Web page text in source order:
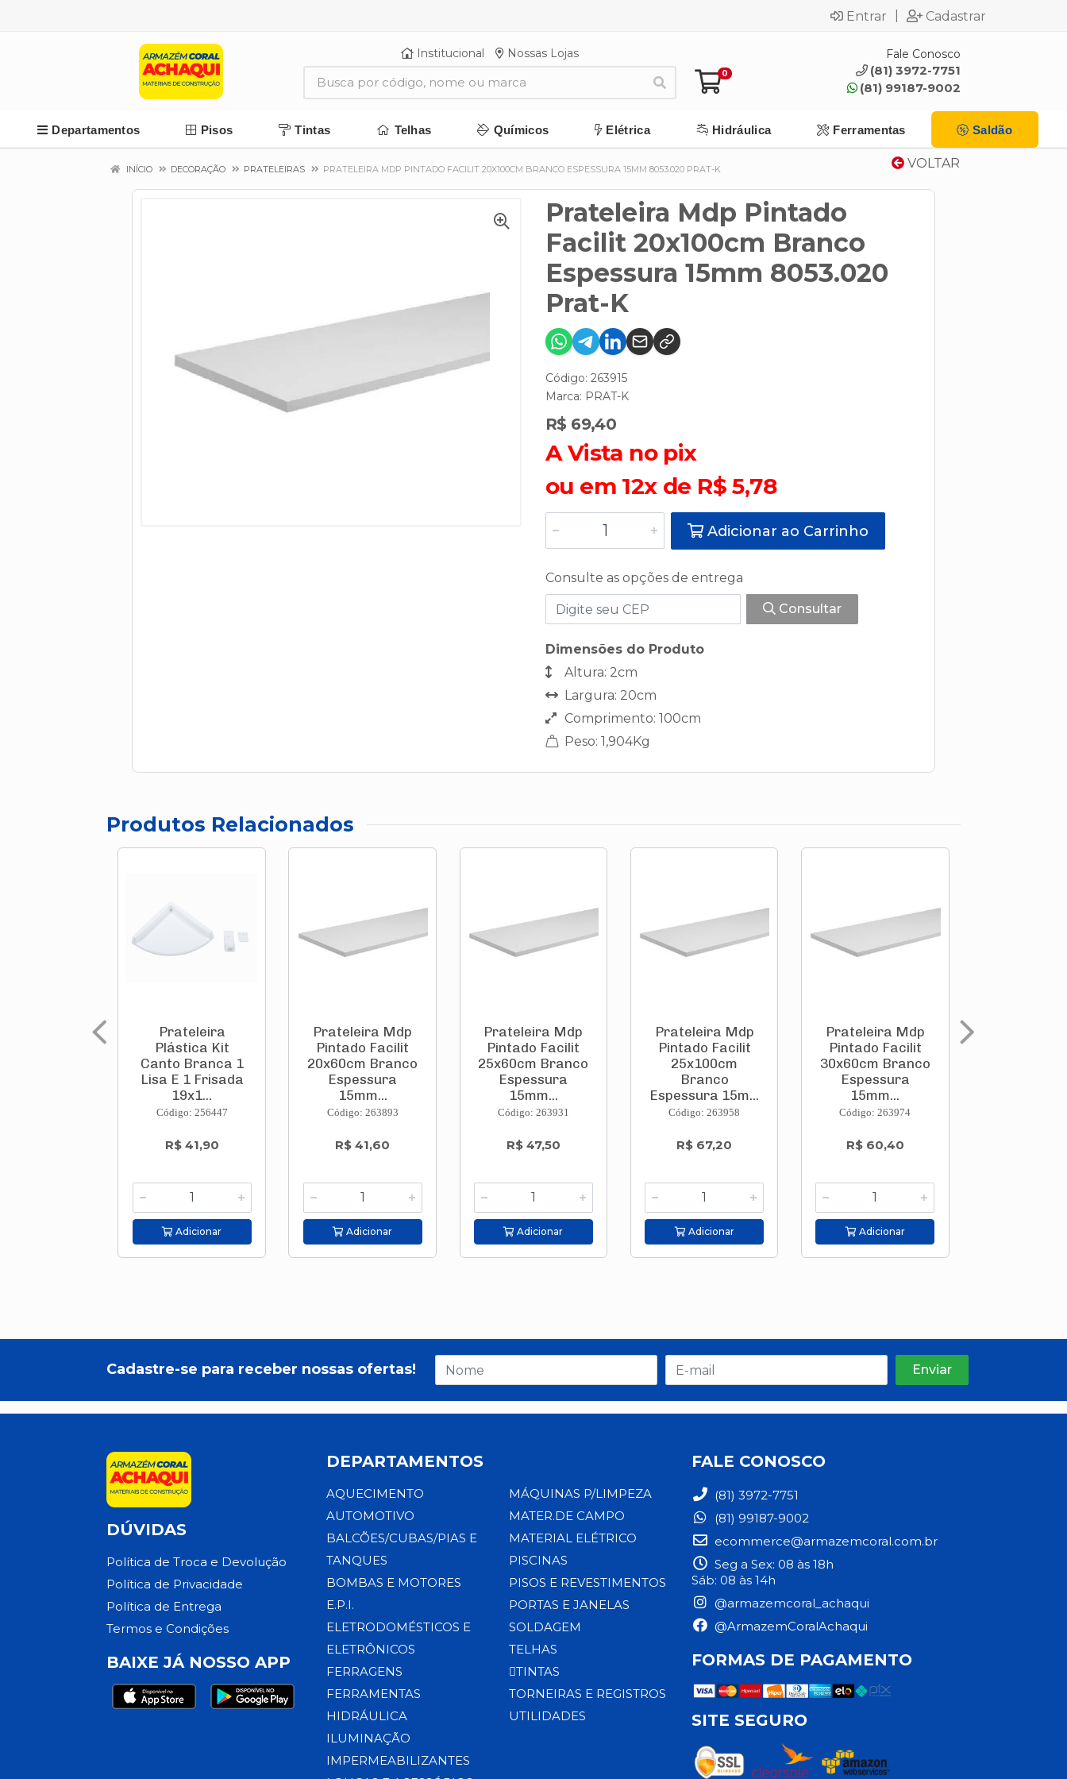
Entrar Cadastrar
Institucional Nossas Lojas
0
Fale Conosco
(81) 3972-7751
(81) 99187-9002
Departamentos Pisos Tintas Telhas Químicos Elétrica Hidráulica Ferramentas Saldão
VOLTAR
INÍCIO DECORAÇÃO PRATELEIRAS PRATELEIRA MDP PINTADO FACILIT 20X100CM BRANCO ESPESSURA 15MM 8053.020 PRAT-K
Prateleira Mdp Pintado
Facilit 20x100cm Branco
Espessura 15mm 8053.020
Prat-K
Código: 263915
Marca: PRAT-K
R$ 69,40
A Vista no pix
ou em 12x de R$ 5,78
Adicionar ao Carrinho
Consulte as opções de entrega
Consultar
Dimensões do Produto
Altura: 2cm
Largura: 20cm
Comprimento: 100cm
Peso: 1,904Kg
Produtos Relacionados
Prateleira
Plástica Kit
Canto Branca 1
Lisa E 1 Frisada
19x1...
Código: 256447
R$ 41,90
Adicionar
Prateleira Mdp
Pintado Facilit
20x60cm Branco
Espessura
15mm...
Código: 263893
R$ 41,60
Adicionar
Prateleira Mdp
Pintado Facilit
25x60cm Branco
Espessura
15mm...
Código: 263931
R$ 47,50
Adicionar
Prateleira Mdp
Pintado Facilit
25x100cm
Branco
Espessura 15m...
Código: 263958
R$ 67,20
Adicionar
Prateleira Mdp
Pintado Facilit
30x60cm Branco
Espessura
15mm...
Código: 263974
R$ 60,40
Adicionar
Cadastre-se para receber nossas ofertas!
DÚVIDAS
Política de Troca e Devolução
Política de Privacidade
Política de Entrega
Termos e Condições
BAIXE JÁ NOSSO APP
DEPARTAMENTOS
AQUECIMENTO
AUTOMOTIVO
BALCÕES/CUBAS/PIAS E
TANQUES
BOMBAS E MOTORES
E.P.I.
ELETRODOMÉSTICOS E
ELETRÔNICOS
FERRAGENS
FERRAMENTAS
HIDRÁULICA
ILUMINAÇÃO
IMPERMEABILIZANTES
MÁQUINAS P/LIMPEZA
MATER.DE CAMPO
MATERIAL ELÉTRICO
PISCINAS
PISOS E REVESTIMENTOS
PORTAS E JANELAS
SOLDAGEM
TELHAS
TINTAS
TORNEIRAS E REGISTROS
UTILIDADES
FALE CONOSCO
(81) 3972-7751
(81) 99187-9002
ecommerce@armazemcoral.com.br
Seg a Sex: 08 às 18h
Sáb: 08 às 14h
@armazemcoral_achaqui
@ArmazemCoralAchaqui
FORMAS DE PAGAMENTO
SITE SEGURO